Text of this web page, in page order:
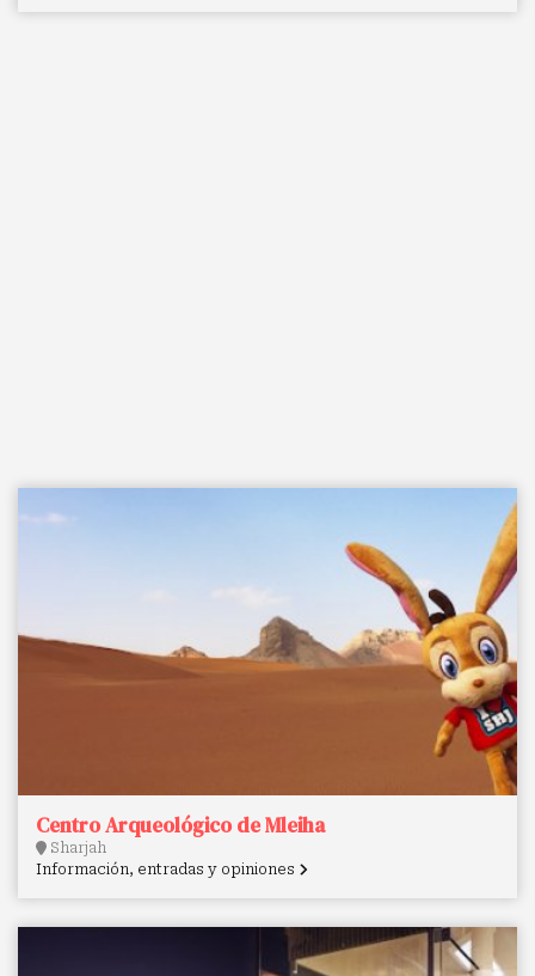
Centro Arqueológico de Mleiha
Sharjah
Información, entradas y opiniones